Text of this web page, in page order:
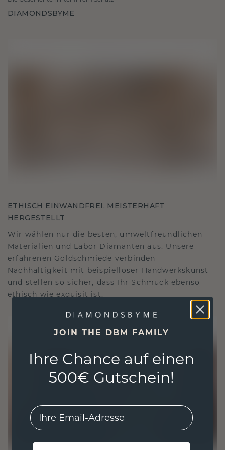
DIAMONDSBYME
ETHISCH EINWANDFREI, MEISTERHAFT
HERGESTELLT
Wir wählen nur die besten, umweltfreundlichen
Materialien und Labor Diamanten aus. Unsere
erfahrenen Goldschmiede verbinden
Nachhaltigkeit mit beispielloser Handwerkskunst
und stellen so sicher, dass Ihr Schmuck ebenso
ethisch wie exquisit ist.
JOIN THE DBM FAMILY
Ihre Chance auf einen
500€ Gutschein!
EMail